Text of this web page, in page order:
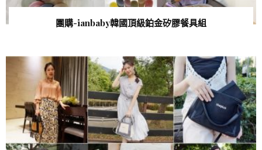
團購-ianbaby韓國頂級鉑金矽膠餐具組